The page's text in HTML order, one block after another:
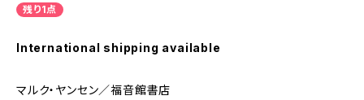
残り1点
International shipping available
マルク・ヤンセン／福音館書店